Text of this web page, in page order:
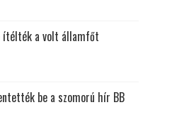
ítélték a volt államfőt
be a szomorú hír BB